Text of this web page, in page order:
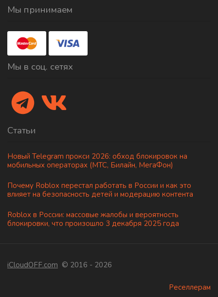
Мы принимаем
Мы в соц. сетях
Статьи
Новый Telegram прокси 2026: обход блокировок на
мобильных операторах (МТС, Билайн, МегаФон)
Почему Roblox перестал работать в России и как это
влияет на безопасность детей и модерацию контента
Roblox в России: массовые жалобы и вероятность
блокировки, что произошло 3 декабря 2025 года
iCloudOFF.com © 2016 - 2026
Реселлерам